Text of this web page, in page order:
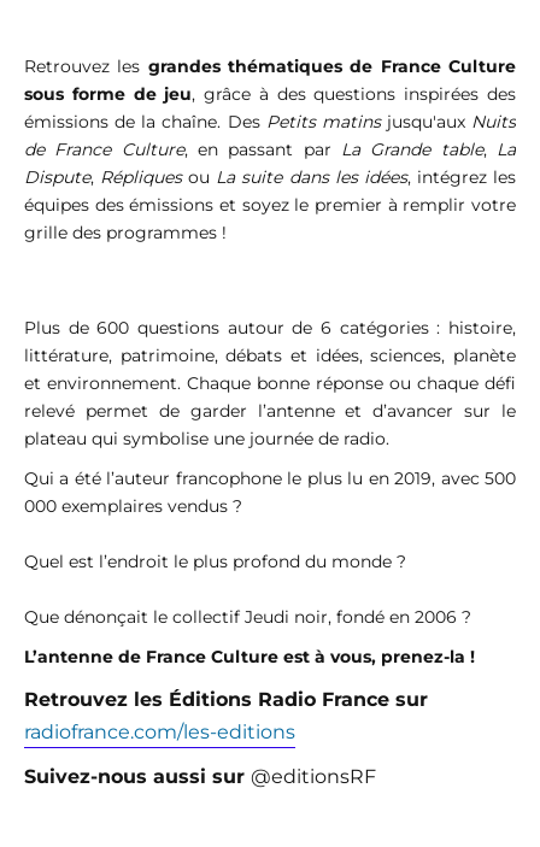
Retrouvez les grandes thématiques de France Culture
sous forme de jeu, grâce à des questions inspirées des
émissions de la chaîne. Des Petits matinsjusqu'aux Nuits
de France Culture, en passant par La Grande table, La
Dispute, Répliquesou La suite dans les idées, intégrez les
équipes des émissions et soyez le premier à remplir votre
grille des programmes !
Plus de 600 questions autour de 6 catégories : histoire,
littérature, patrimoine, débats et idées, sciences, planète
et environnement. Chaque bonne réponse ou chaque défi
relevé permet de garder l’antenne et d’avancer sur le
plateau qui symbolise une journée de radio.
Qui a été l’auteur francophone le plus lu en 2019, avec 500
000 exemplaires vendus ?
Quel est l’endroit le plus profond du monde ?
Que dénonçait le collectif Jeudi noir, fondé en 2006 ?
L’antenne de France Culture est à vous, prenez-la !
Retrouvez les Éditions Radio France sur
radiofrance.com/les-editions
Suivez-nous aussi sur @editionsRF